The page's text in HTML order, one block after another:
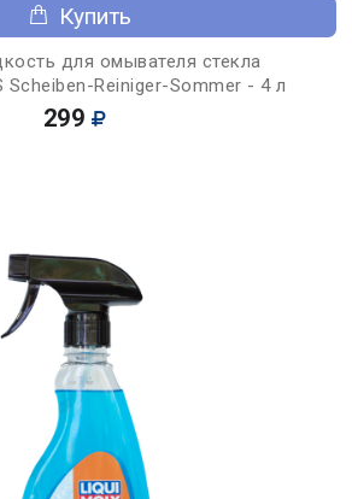
Купить
для омывателя стекла
Scheiben-Reiniger-Sommer - 4 л
299